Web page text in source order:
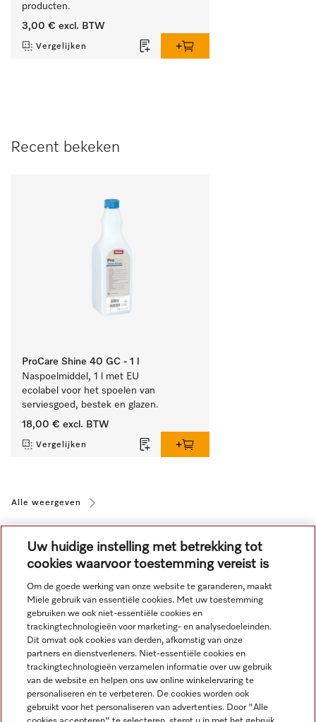
producten.
3,00 € excl. BTW
Vergelijken
Recent bekeken
ProCare Shine 40 GC - 1 l
Naspoelmiddel, 1 l met EU
ecolabel voor het spoelen van
serviesgoed, bestek en glazen.
18,00 € excl. BTW
Vergelijken
Alle weergeven
Navigatie
Service
Uw huidige instelling met betrekking tot
cookies waarvoor toestemming vereist is
Om de goede werking van onze website te garanderen, maakt
Miele gebruik van essentiële cookies. Met uw toestemming
gebruiken we ook niet-essentiële cookies en
trackingtechnologieën voor marketing- en analysedoeleinden.
Dit omvat ook cookies van derden, afkomstig van onze
partners en dienstverleners. Niet-essentiële cookies en
trackingtechnologieën verzamelen informatie over uw gebruik
van de website en helpen ons uw online winkelervaring te
personaliseren en te verbeteren. De cookies worden ook
gebruikt voor het personaliseren van advertenties. Door "Alle